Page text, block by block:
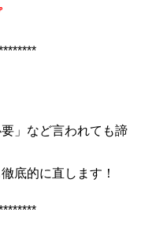
」など言われても諦
底的に直します！